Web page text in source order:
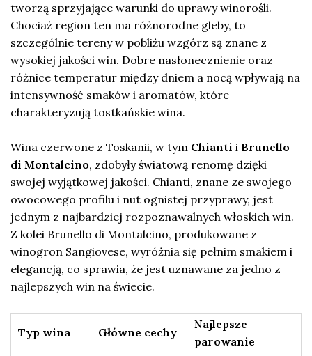
tworzą sprzyjające warunki do uprawy winorośli.
Chociaż region ten ma różnorodne gleby, to
szczególnie tereny w pobliżu wzgórz są znane z
wysokiej jakości win. Dobre nasłonecznienie oraz
różnice temperatur między dniem a nocą wpływają na
intensywność smaków i aromatów, które
charakteryzują tostkańskie wina.
Wina czerwone z Toskanii, w tym Chianti i Brunello
di Montalcino, zdobyły światową renomę dzięki
swojej wyjątkowej jakości. Chianti, znane ze swojego
owocowego profilu i nut ognistej przyprawy, jest
jednym z najbardziej rozpoznawalnych włoskich win.
Z kolei Brunello di Montalcino, produkowane z
winogron Sangiovese, wyróżnia się pełnim smakiem i
elegancją, co sprawia, że jest uznawane za jedno z
najlepszych win na świecie.
Typ wina Główne cechy
Najlepsze
parowanie